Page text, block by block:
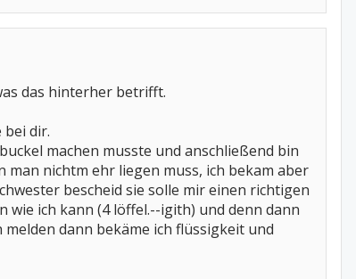
das hinterher betrifft.
bei dir.
machen musste und anschließend bin
nichtm ehr liegen muss, ich bekam aber
bescheid sie solle mir einen richtigen
wie ich kann (4 löffel.--igith) und denn dann
dann bekäme ich flüssigkeit und